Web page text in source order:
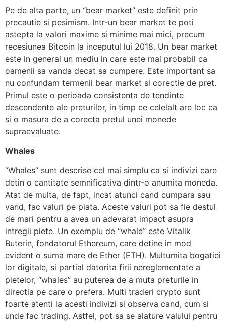
Pe de alta parte, un “bear market” este definit prin
precautie si pesimism. Intr-un bear market te poti
astepta la valori maxime si minime mai mici, precum
recesiunea Bitcoin la inceputul lui 2018. Un bear market
este in general un mediu in care este mai probabil ca
oamenii sa vanda decat sa cumpere. Este important sa
nu confundam termenii bear market si corectie de pret.
Primul este o perioada consistenta de tendinte
descendente ale preturilor, in timp ce celelalt are loc ca
si o masura de a corecta pretul unei monede
supraevaluate.
Whales
“Whales” sunt descrise cel mai simplu ca si indivizi care
detin o cantitate semnificativa dintr-o anumita moneda.
Atat de multa, de fapt, incat atunci cand cumpara sau
vand, fac valuri pe piata. Aceste valuri pot sa fie destul
de mari pentru a avea un adevarat impact asupra
intregii piete. Un exemplu de “whale” este Vitalik
Buterin, fondatorul Ethereum, care detine in mod
evident o suma mare de Ether (ETH). Multumita bogatiei
lor digitale, si partial datorita firii nereglementate a
pietelor, “whales” au puterea de a muta preturile in
directia pe care o prefera. Multi traderi crypto sunt
foarte atenti la acesti indivizi si observa cand, cum si
unde fac trading. Astfel, pot sa se alature valului pentru